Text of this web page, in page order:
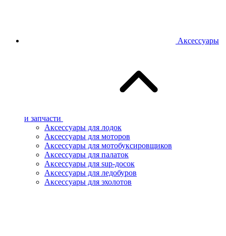
Аксессуары
и запчасти
Аксессуары для лодок
Аксессуары для моторов
Аксессуары для мотобуксировщиков
Аксессуары для палаток
Аксессуары для sup-досок
Аксессуары для ледобуров
Аксессуары для эхолотов